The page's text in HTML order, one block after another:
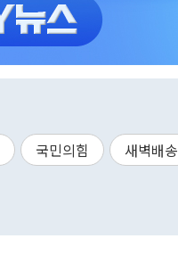
국민의힘 새벽배송